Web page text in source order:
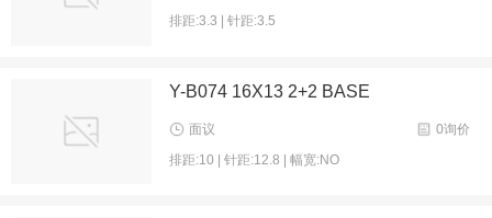
排距:3.3 | 针距:3.5
Y-B074 16X13 2+2 BASE
0询价
面议
排距:10 | 针距:12.8 | 幅宽:NO